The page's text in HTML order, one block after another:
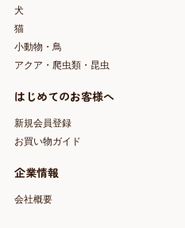
犬
猫
小動物・鳥
アクア・爬虫類・昆虫
はじめてのお客様へ
新規会員登録
お買い物ガイド
企業情報
会社概要